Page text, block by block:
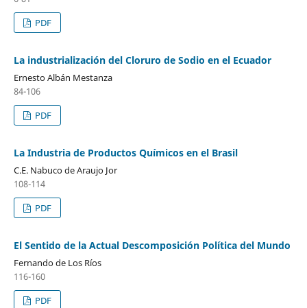
PDF
La industrialización del Cloruro de Sodio en el Ecuador
Ernesto Albán Mestanza
84-106
PDF
La Industria de Productos Químicos en el Brasil
C.E. Nabuco de Araujo Jor
108-114
PDF
El Sentido de la Actual Descomposición Política del Mundo
Fernando de Los Ríos
116-160
PDF